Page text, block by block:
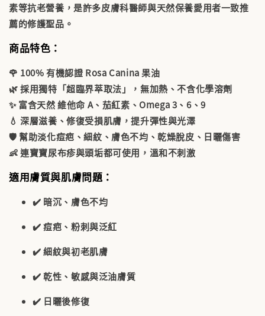
素等抗老營養，是許多皮膚科醫師與天然保養愛用者一致推
薦的修護聖品。
商品特色：
🌹 100% 有機認證 Rosa Canina 果油
🌿 採用獨特「超臨界萃取法 」，無加熱、不含化學溶劑
✨ 富含天然維他命 A、茄紅素、Omega 3、6、9
💧 深層滋養、修復受損肌膚，提升彈性與光澤
🛡️ 幫助淡化痘疤、細紋、膚色不均、乾燥脫皮、日曬傷害
👶 連寶寶尿布疹與頭垢都可使用，溫和不刺激
適用膚質與肌膚問題：
✔️ 暗沉、膚色不均
✔️ 痘疤、粉刺與泛紅
✔️ 細紋與初老肌膚
✔️ 乾性、敏感與泛油膚質
✔️ 日曬後修復